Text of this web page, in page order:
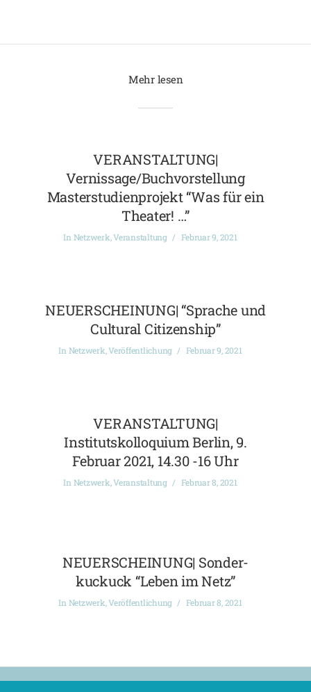
Mehr lesen
VERANSTALTUNG|
Vernissage/Buchvorstellung
Masterstudienprojekt “Was für ein
Theater! …”
In Netzwerk,Veranstaltung Februar 9, 2021
NEUERSCHEINUNG| “Sprache und
Cultural Citizenship”
In Netzwerk,Veröffentlichung Februar 9, 2021
VERANSTALTUNG|
Institutskolloquium Berlin, 9.
Februar 2021, 14.30 -16 Uhr
In Netzwerk,Veranstaltung Februar 8, 2021
NEUERSCHEINUNG| Sonder-
kuckuck “Leben im Netz”
In Netzwerk,Veröffentlichung Februar 8, 2021